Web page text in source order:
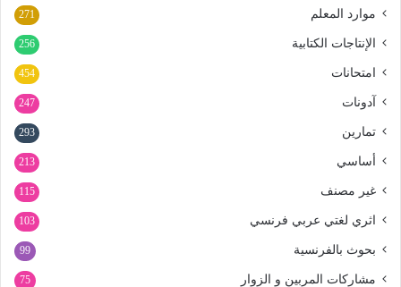
موارد المعلم 271
الإنتاجات الكتابية 256
امتحانات 454
آدونات 247
تمارين 293
أساسي 213
غير مصنف 115
اثري لغتي عربي فرنسي 103
بحوث بالفرنسية 99
مشاركات المربين و الزوار 75